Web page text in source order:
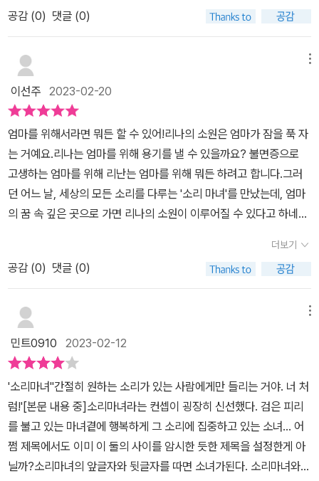
질까 봐라는 생각 때문이기도 하지만 우리 부모 역시 무언가를 쉽게
갔을 때가 생각났다.며칠 전 마트에 갔는데 나오는 길에 아이가 마트
앞 노점에서 파는 국화빵을 먹고 싶다고 했다. 마트에서 아무것도 사
지 않겠다고 약속을 했고, 약속대로 아무것도 사지 않은 상태라서 흔
쾌히 빵을 사주었다. 3천 원에 10개 담아주는데 아이가 '11개 주세
요'라고 주인아저씨에게 이야기했다.주인이 국화빵을 담기 시작하자
'둘, 넷, 여섯, 여덟, 열'이라고 세니 아저씨가 웃으며 하나를 더 담아주
었다.하나 더 받았다는 생각에 아이는 엄청 좋아했지만 그 하나를 먹
기 위해 집어 들다가 떨어트렸다. 그때 아이의 표정을 세상만사 다 잃
신욕에 아로마향초도 효과가 없다. 어릴적 외할아버지 외할머니가
들려줬던 자장가를 들으면 잠이 잘 온다는데,문제는 그 노래를 기억
할 수 없다는 것이다. 벤토벤도 청력을 잃었지만 소리를 기억해서 훌
륭한 명곡을 작곡했는데,간절한 리나의 마음을 알았는지, 소리마녀가
나타나리나를 도와준다.방법은 엄마의 꿈속으로 들어가 자장가를 찾
아오는 것이다. 마녀와 함께 들어간 엄마의 꿈 속 여행에서 리나는
엄마의 어릴적 추억의 소리를 만난다.그리고 리나에게는 우스운 일이
마녀에게는 무섭게 느껴진다는 것이 웃음의 요소로 등장한다.찹쌀떡,
크리스마롤 캐롤 등의 무의식 속의 엄마의 꿈에서리나는 바라던 자장
가를 찾게 된다. 무섭지 않은 소리마녀, 꿈속 여행에서의 모험그리고
호기심과 상상력을 자극하는 추억의 소리들이 책은 어른들에게도, 어
린이에게도 생각하게 한다. 나는 어떤 소리를 기억하고 있을지 이 책
과 함께 소리를 찾아보길 바란다.
공감 (0) 댓글 (0)
이선주 2023-02-20
엄마를 위해서라면 뭐든 할 수 있어!리나의 소원은 엄마가 잠을 푹 자
는 거예요.리나는 엄마를 위해 용기를 낼 수 있을까요? 불면증으로
고생하는 엄마를 위해 리난는 엄마를 위해 뭐든 하려고 합니다.그러
던 어느 날, 세상의 모든 소리를 다루는 '소리 마녀'를 만났는데, 엄마
의 꿈 속 깊은 곳으로 가면 리나의 소원이 이루어질 수 있다고 하네
서 가장 무섭고 위험할 수도 있지'.(p43)그러나, 엄마의 꿈 속 깊은
곳으로 갈 때 무서운 일이 일어날 수도 있다고 하는데, 리나는 무서운
걸 제일 싫어하지요.리나만이 듣는 피리소리, 엄마를 생각하는 리나
의 간절함이 통하여 만나게 된 소리마녀는 리나엄마의 꿈속으로 함께
캐럴, 외할머니의 자장가...엄마의 소중한 추억의 소리를 찾아서 엄마
의 불면증을 치료해주려는 리나의 마음이 너무 예쁘고 기특했네요.
자식을 생각하는 부모의 마음보다 엄마를 생각하는 리나의 마음이 너
무 크게 드러나고 무서움도 극복하는 리나의 모습이 대견하기만 합니
다.'내 소원은 말이야. 모든 사람이 소중한 소리 하나씩을 간직하는 거
야. 아주 힘든 순간에도 그 소리에 의지해서 다시 힘을 불끈 낼 수 있
는 그런 소리 말이야'.(p97)'소리'를 매개로 동화를 쓰신 신은영 작가
더보기
공감 (0) 댓글 (0)
민트0910 2023-02-12
'소리마녀''간절히 원하는 소리가 있는 사람에게만 들리는 거야. 너 처
럼!'[본문 내용 중]소리마녀라는 컨셉이 굉장히 신선했다. 검은 피리
를 불고 있는 마녀곁에 행복하게 그 소리에 집중하고 있는 소녀... 어
쩜 제목에서도 이미 이 둘의 사이를 암시한 듯한 제목을 설정한게 아
닐까?소리마녀의 앞글자와 뒷글자를 따면 소녀가된다. 소리마녀와